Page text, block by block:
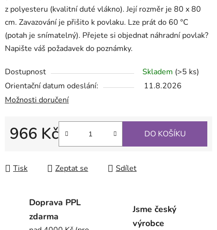
z polyesteru (kvalitní duté vlákno). Její rozměr je 80 x 80
cm. Zavazování je přišito k povlaku. Lze prát do 60 °C
(potah je snímatelný). Přejete si objednat náhradní povlak?
Napište váš požadavek do poznámky.
Dostupnost Skladem (>5 ks)
Orientační datum odeslání:
11.8.2026
Možnosti doručení
966 Kč DO KOŠÍKU
Tisk Zeptat se Sdílet
Doprava PPL
zdarma
Jsme český
výrobce